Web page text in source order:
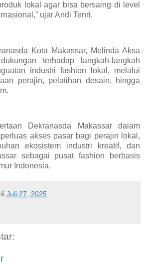
lokal agar bisa bersaing di level
ujar Andi Tenri.
Kota Makassar, Melinda Aksa
terhadap langkah-langkah
industri fashion lokal, melalui
perajin, pelatihan desain, hingga
Dekranasda Makassar dalam
akses pasar bagi perajin lokal,
ekosistem industri kreatif, dan
sebagai pusat fashion berbasis
Indonesia.
Juli 27, 2025